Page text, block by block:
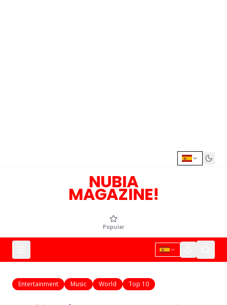
NUBIA
MAGAZINE!
Popular
Entertainment Music World Top 10